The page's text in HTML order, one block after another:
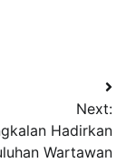
Next:
Hadirkan
Wartawan